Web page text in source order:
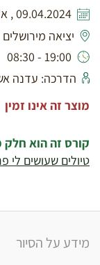
09.04.2024 , א' בניסן תשפד
יציאה מירושלים
19:00 - 08:30
הדרכה: עדנה
מוצר זה אינו זמין
קורס זה הוא
טיולים שעושים לי פריחה (עד 8
מידע על הסיור